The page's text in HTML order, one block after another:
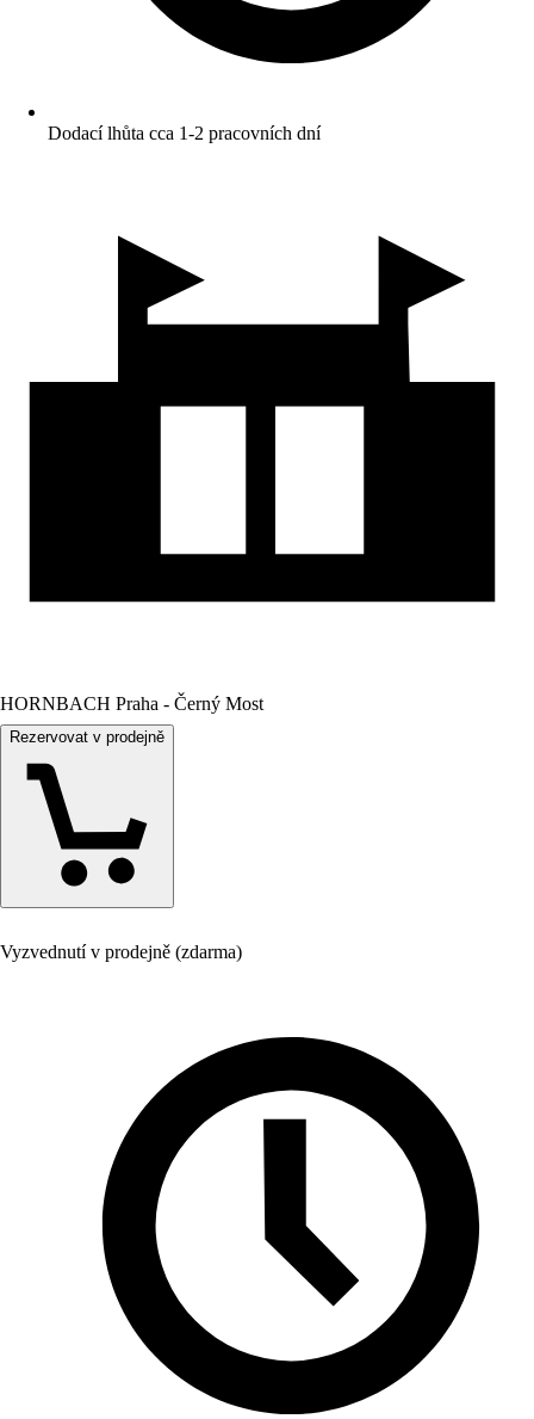
Dodací lhůta cca 1-2 pracovních dní
HORNBACH Praha - Černý Most
Rezervovat v prodejně
Vyzvednutí v prodejně (zdarma)